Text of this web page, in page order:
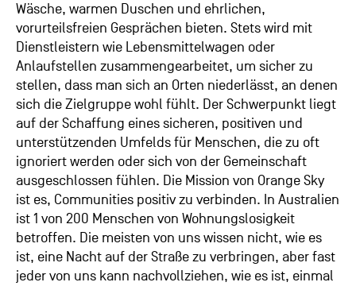
Wäsche, warmen Duschen und ehrlichen,
vorurteilsfreien Gesprächen bieten. Stets wird mit
Dienstleistern wie Lebensmittelwagen oder
Anlaufstellen zusammengearbeitet, um sicher zu
stellen, dass man sich an Orten niederlässt, an denen
sich die Zielgruppe wohl fühlt. Der Schwerpunkt liegt
auf der Schaffung eines sicheren, positiven und
unterstützenden Umfelds für Menschen, die zu oft
ignoriert werden oder sich von der Gemeinschaft
ausgeschlossen fühlen. Die Mission von Orange Sky
ist es, Communities positiv zu verbinden. In Australien
ist 1 von 200 Menschen von Wohnungslosigkeit
betroffen. Die meisten von uns wissen nicht, wie es
ist, eine Nacht auf der Straße zu verbringen, aber fast
jeder von uns kann nachvollziehen, wie es ist, einmal